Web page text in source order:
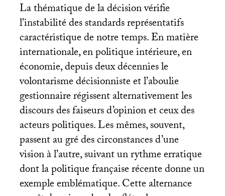
La thématique de la décision vérifie
l’instabilité des standards représentatifs
caractéristique de notre temps. En matière
internationale, en politique intérieure, en
économie, depuis deux décennies le
volontarisme décisionniste et l’aboulie
gestionnaire régissent alternativement les
discours des faiseurs d’opinion et ceux des
acteurs politiques. Les mêmes, souvent,
passent au gré des circonstances d’une
vision à l’autre, suivant un rythme erratique
dont la politique française récente donne un
exemple emblématique. Cette alternance